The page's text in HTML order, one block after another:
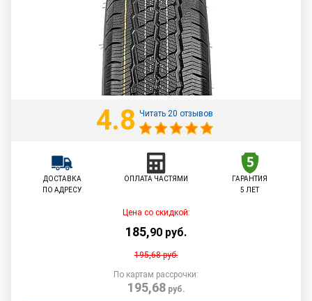
4.8 Читать 20 отзывов
ДОСТАВКА
ПО АДРЕСУ
ОПЛАТА ЧАСТЯМИ
ГАРАНТИЯ
5 ЛЕТ
Цена со скидкой:
185,90 руб.
195,68руб.
По картам рассрочки:
195,68руб.